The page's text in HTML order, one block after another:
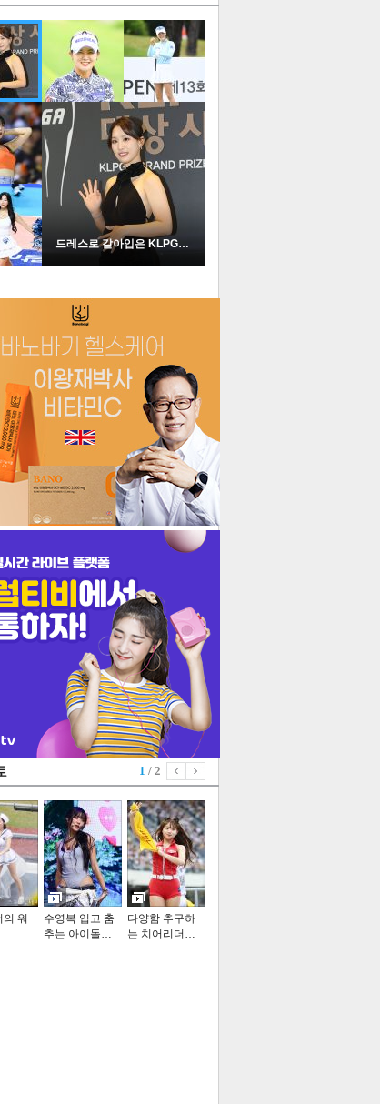
스
스포츠 포토
더보기
드레스로 갈아입은 KLPGA …
1 / 2
의 워
수영복 입고 춤
추는 아이돌…
다양함 추구하
는 치어리더…